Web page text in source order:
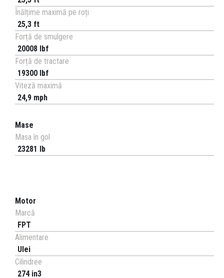
Înălțime maximă pe roți
25,3 ft
Forță de smulgere
20008 lbf
Forță de tractare
19300 lbf
Viteză maximă
24,9 mph
Mase
Masa în gol
23281 lb
Motor
Marcă
FPT
Alimentare
Ulei
Cilindree
274 in3